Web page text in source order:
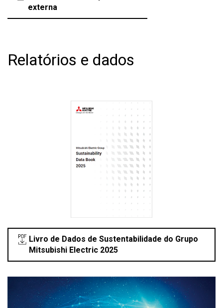
externa
Relatórios e dados
Livro de Dados de Sustentabilidade do Grupo
Mitsubishi Electric 2025